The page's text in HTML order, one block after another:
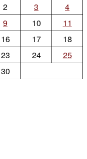
2 3
4
9 10
11
16 17
18
23 24
25
30